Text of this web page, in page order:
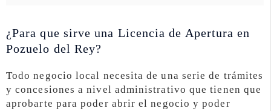
¿Para que sirve una Licencia de Apertura en
Pozuelo del Rey?
Todo negocio local necesita de una serie de trámites
y concesiones a nivel administrativo que tienen que
aprobarte para poder abrir el negocio y poder